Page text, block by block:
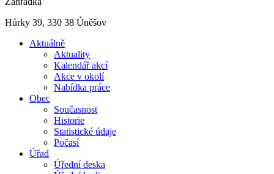
Hůrky 39, 330 38 Úněšov
Aktuálně
Aktuality
Kalendář akcí
Akce v okolí
Nabídka práce
Obec
Současnost
Historie
Statistické údaje
Počasí
Úřad
Úřední deska